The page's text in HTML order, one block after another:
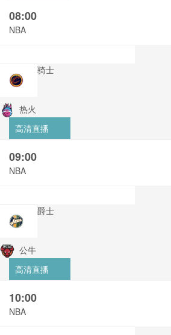
08:00
NBA
骑士
热火
高清直播
09:00
NBA
爵士
公牛
高清直播
10:00
NBA